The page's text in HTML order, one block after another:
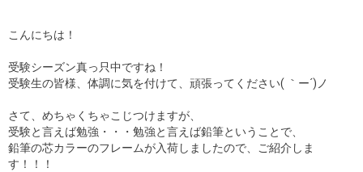
こんにちは！
受験シーズン真っ只中ですね！
受験生の皆様、体調に気を付けて、頑張ってください( ｀ー´)ノ
さて、めちゃくちゃこじつけますが、
受験と言えば勉強・・・勉強と言えば鉛筆ということで、
鉛筆の芯カラーのフレームが入荷しましたので、ご紹介しま
す！！！